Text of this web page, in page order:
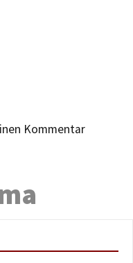
Kommentar